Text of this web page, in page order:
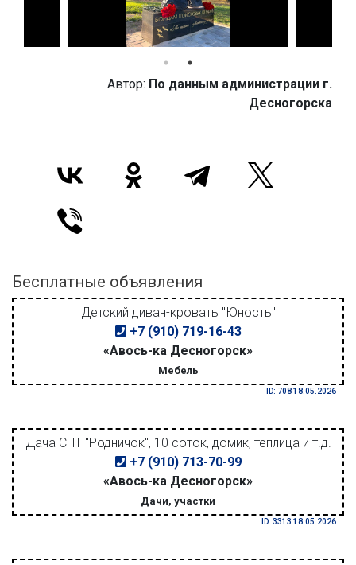
Автор: По данным администрации г.
Десногорска
Бесплатные объявления
Детский диван-кровать "Юность"
+7 (910) 719-16-43
«Авось-ка Десногорск»
Мебель
ID: 708 18.05.2026
Дача СНТ "Родничок", 10 соток, домик, теплица и т.д.
+7 (910) 713-70-99
«Авось-ка Десногорск»
Дачи, участки
ID: 3313 18.05.2026